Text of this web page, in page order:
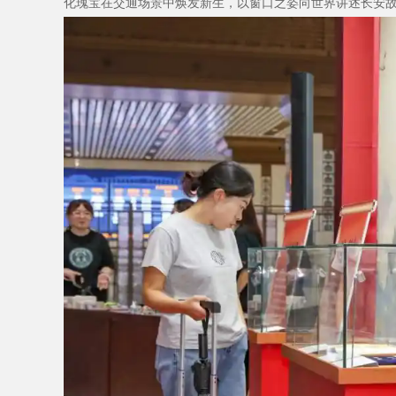
化瑰宝在交通场景中焕发新生，以窗口之姿向世界讲述长安